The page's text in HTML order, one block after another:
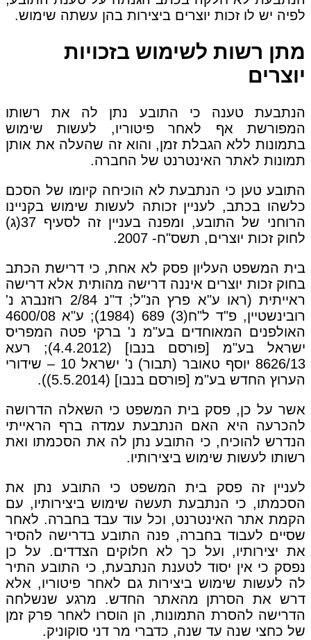
לפיה יש לו זכות יוצרים ביצירות בהן עשתה שימוש.
מתן רשות לשימוש בזכויות
יוצרים
הנתבעת טענה כי התובע נתן לה את רשותו
המפורשת אף לאחר פיטוריו, לעשות שימוש
בתמונות ללא הגבלת זמן, והוא זה שהעלה את אותן
תמונות לאתר האינטרנט של החברה.
התובע טען כי הנתבעת לא הוכיחה קיומו של הסכם
כלשהו בכתב, לעניין זכותה לעשות שימוש בקניינו
הרוחני של התובע, ומפנה בעניין זה לסעיף 37(ג)
לחוק זכות יוצרים, תשס"ח- 2007.
בית המשפט העליון פסק לא אחת, כי דרישת הכתב
בחוק זכות יוצרים איננה דרישה מהותית אלא דרישה
ראייתית (ראו ע"א פרץ הנ"ל; ד"נ 2/84 רוזנברג נ'
רובינשטיין, פ"ד ל"ח(3) 689 (1984); ע"א 4600/08
האולפנים המאוחדים בע"מ נ' ברקי פטה המפריס
ישראל בע"מ [פורסם בנבו] (4.4.2012); רעא
8626/13 יוסף טאובר (תבור) נ' ישראל 10 – שידורי
הערוץ החדש בע"מ [פורסם בנבו] (5.5.2014)).
אשר על כן, פסק בית המשפט כי השאלה הדרושה
להכרעה היא האם הנתבעת עמדה ברף הראייתי
הנדרש להוכיח, כי התובע נתן לה את הסכמתו ואת
רשותו לעשות שימוש ביצירותיו.
לעניין זה פסק בית המשפט כי התובע נתן את
הסכמתו, כי הנתבעת תעשה שימוש ביצירותיו, עם
הקמת אתר האינטרנט, וכל עוד עבד בחברה. לאחר
שסיים לעבוד בחברה, פנה התובע בדרישה להסיר
את יצירותיו, ועל כך לא חלוקים הצדדים. על כן
נפסק כי אין יסוד לטענת הנתבעת, כי התובע התיר
לה לעשות שימוש ביצירות גם לאחר פיטוריו, אלא
דרש את הסרתן מהאתר החדש. מרגע שנשלחה
הדרישה להסרת התמונות, הן הוסרו לאחר פרק זמן
של כחצי שנה עד שנה, כדברי מר דני סוקוניק.